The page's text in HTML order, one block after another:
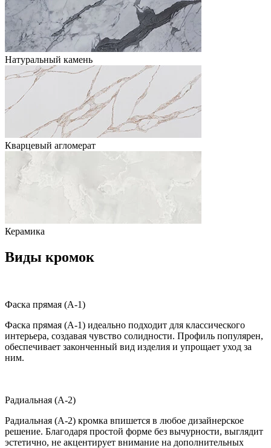
Натуральный камень
Кварцевый агломерат
Керамика
Виды кромок
Фаска прямая (A-1)
Фаска прямая (A-1) идеально подходит для классического
интерьера, создавая чувство солидности. Профиль популярен,
обеспечивает законченный вид изделия и упрощает уход за
ним.
Радиальная (A-2)
Радиальная (A-2) кромка впишется в любое дизайнерское
решение. Благодаря простой форме без вычурности, выглядит
эстетично, не акцентирует внимание на дополнительных